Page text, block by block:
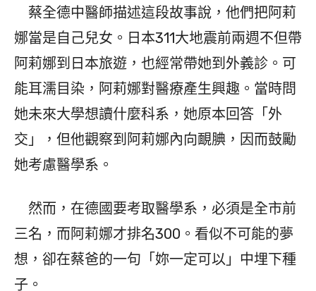
蔡全德中醫師描述這段故事說，他們把阿莉
娜當是自己兒女。日本311大地震前兩週不但帶
阿莉娜到日本旅遊，也經常帶她到外義診。可
能耳濡目染，阿莉娜對醫療產生興趣。當時問
她未來大學想讀什麼科系，她原本回答「外
交」，但他觀察到阿莉娜內向靦腆，因而鼓勵
她考慮醫學系。
然而，在德國要考取醫學系，必須是全市前
三名，而阿莉娜才排名300。看似不可能的夢
想，卻在蔡爸的一句「妳一定可以」中埋下種
子。